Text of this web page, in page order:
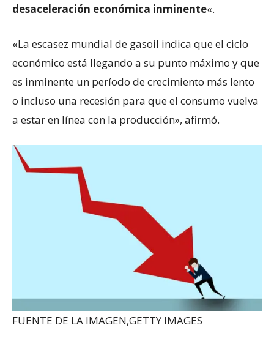
desaceleración económica inminente«.
«La escasez mundial de gasoil indica que el ciclo
económico está llegando a su punto máximo y que
es inminente un período de crecimiento más lento
o incluso una recesión para que el consumo vuelva
a estar en línea con la producción», afirmó.
FUENTE DE LA IMAGEN,GETTY IMAGES